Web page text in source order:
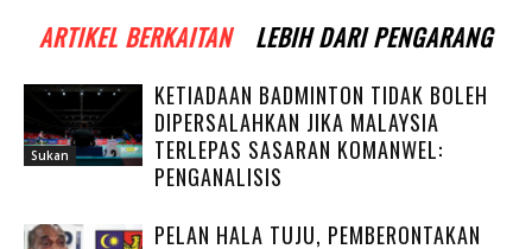
ARTIKEL BERKAITAN LEBIH DARI PENGARANG
Sukan
KETIADAAN BADMINTON TIDAK BOLEH
DIPERSALAHKAN JIKA MALAYSIA
TERLEPAS SASARAN KOMANWEL:
PENGANALISIS
PELAN HALA TUJU, PEMBERONTAKAN